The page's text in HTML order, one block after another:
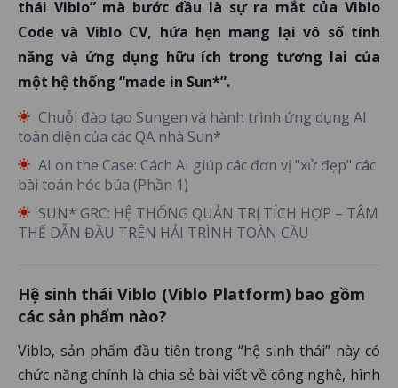
thái Viblo” mà bước đầu là sự ra mắt của Viblo
Code và Viblo CV, hứa hẹn mang lại vô số tính
năng và ứng dụng hữu ích trong tương lai của
một hệ thống “made in Sun*”.
Chuỗi đào tạo Sungen và hành trình ứng dụng AI
toàn diện của các QA nhà Sun*
AI on the Case: Cách AI giúp các đơn vị "xử đẹp" các
bài toán hóc búa (Phần 1)
SUN* GRC: HỆ THỐNG QUẢN TRỊ TÍCH HỢP – TÂM
THẾ DẪN ĐẦU TRÊN HẢI TRÌNH TOÀN CẦU
Hệ sinh thái Viblo (Viblo Platform) bao gồm
các sản phẩm nào?
Viblo, sản phẩm đầu tiên trong “hệ sinh thái” này có
chức năng chính là chia sẻ bài viết về công nghệ, hình